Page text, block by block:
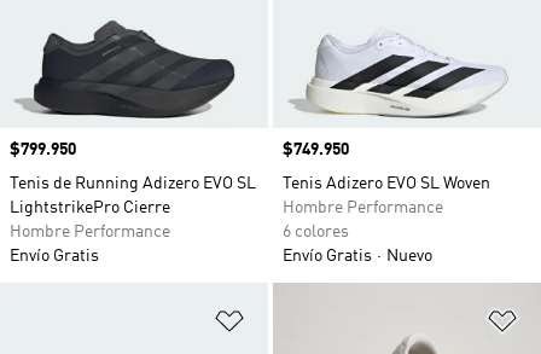
Precio
$799.950
Tenis de Running Adizero EVO SL
LightstrikePro Cierre
Hombre Performance
Envío Gratis
Precio
$749.950
Tenis Adizero EVO SL Woven
Hombre Performance
6 colores
Envío Gratis
Nuevo